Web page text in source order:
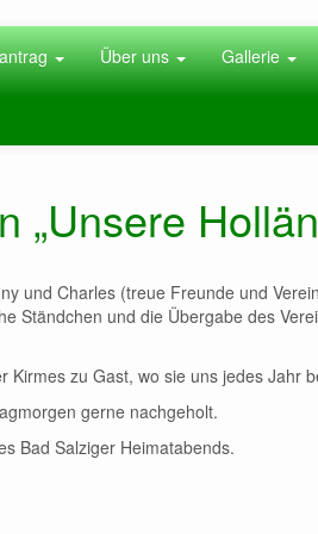
Über uns Gallerie
„Unsere
und Charles (treue Freunde und
Ständchen und die Übergabe des
zu Gast, wo sie uns jedes Jahr
gerne nachgeholt.
Bad Salziger Heimatabends.